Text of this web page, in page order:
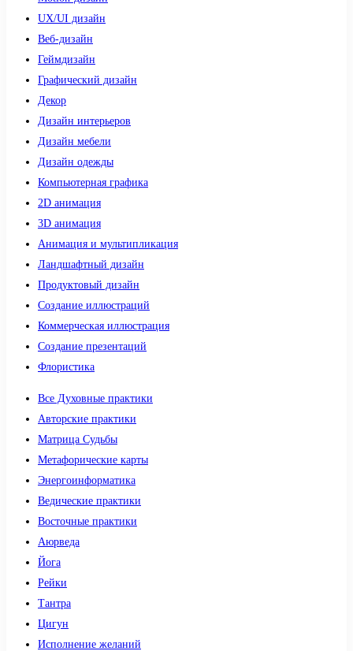
UX/UI дизайн
Веб-дизайн
Геймдизайн
Графический дизайн
Декор
Дизайн интерьеров
Дизайн мебели
Дизайн одежды
Компьютерная графика
2D анимация
3D анимация
Анимация и мультипликация
Ландшафтный дизайн
Продуктовый дизайн
Создание иллюстраций
Коммерческая иллюстрация
Создание презентаций
Флористика
Все Духовные практики
Авторские практики
Матрица Судьбы
Метафорические карты
Энергоинформатика
Ведические практики
Восточные практики
Аюрведа
Йога
Рейки
Тантра
Цигун
Исполнение желаний